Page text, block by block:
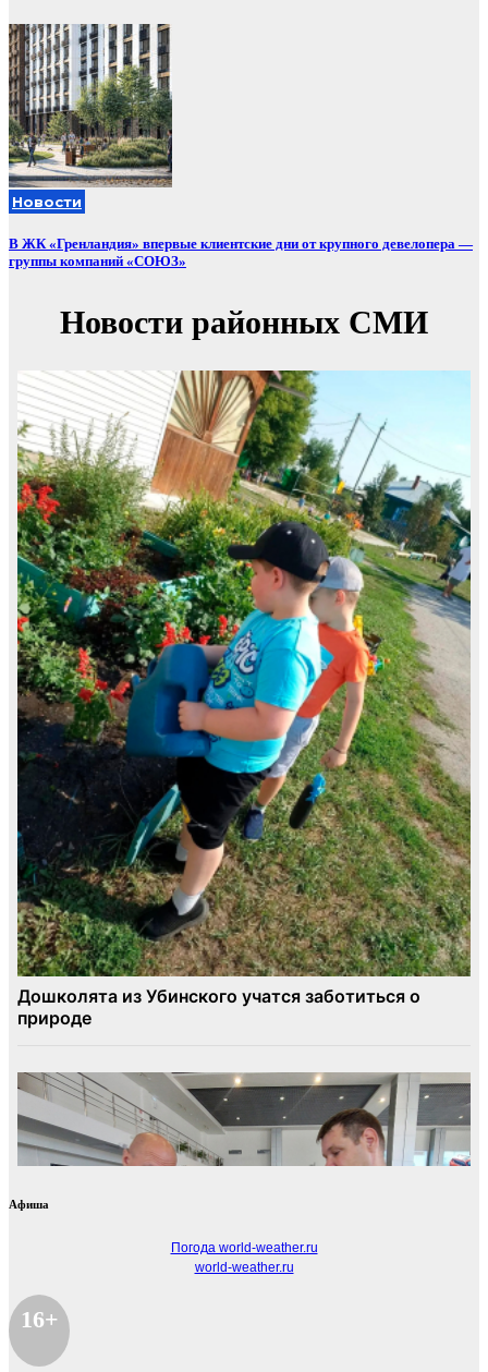
Новости
В ЖК «Гренландия» впервые клиентские дни от крупного девелопера —
группы компаний «СОЮЗ»
Афиша
Погода world-weather.ru
world-weather.ru
16+